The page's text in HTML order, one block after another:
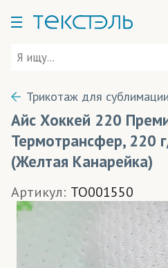
Трикотаж для сублимации
Айс Хоккей 220
Термотрансфер, 220
(Желтая Канарейка)
Артикул: TO001550